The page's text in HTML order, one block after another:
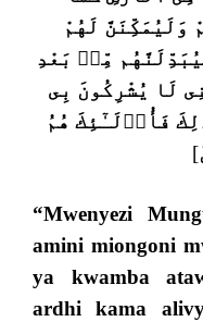
وَلَيُمَكِّنَنَّ لَهُمْ
مِّنۢ بَعْدِ
لَا يُشْرِكُونَ بِى
فَأُو۟لَـٰٓئِكَ هُمُ
]
“Mwenyezi
amini miongoni
ya kwamba
ardhi kama